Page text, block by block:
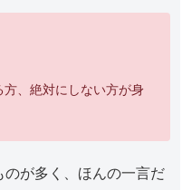
、絶対にしない方が身
が多く、ほんの一言だ